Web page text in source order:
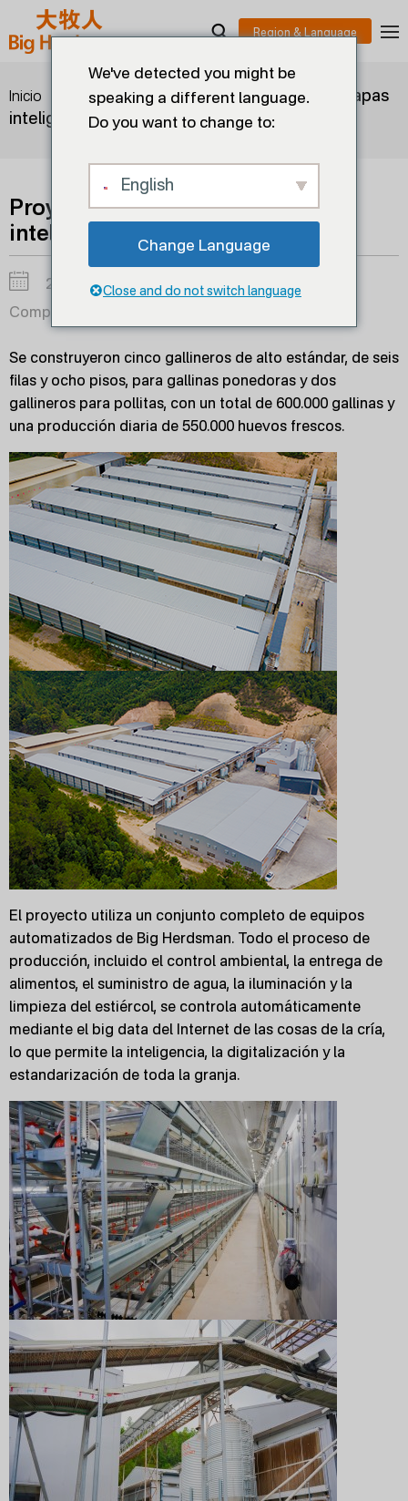
Inicio Soluciones >
Proyecto de 600.000 capas
inteligentes
Proyecto de 600.000 capas
inteligentes
2024-12-07
Compartir en:
Se construyeron cinco gallineros de alto estándar, de seis
filas y ocho pisos, para gallinas ponedoras y dos
gallineros para pollitas, con un total de 600.000 gallinas y
una producción diaria de 550.000 huevos frescos.
El proyecto utiliza un conjunto completo de equipos
automatizados de Big Herdsman. Todo el proceso de
producción, incluido el control ambiental, la entrega de
alimentos, el suministro de agua, la iluminación y la
limpieza del estiércol, se controla automáticamente
mediante el big data del Internet de las cosas de la cría,
lo que permite la inteligencia, la digitalización y la
estandarización de toda la granja.
We've detected you might be
speaking a different language.
Do you want to change to:
English
Change Language
Close and do not switch language